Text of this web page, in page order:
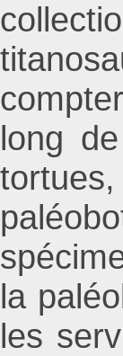
long
la
les